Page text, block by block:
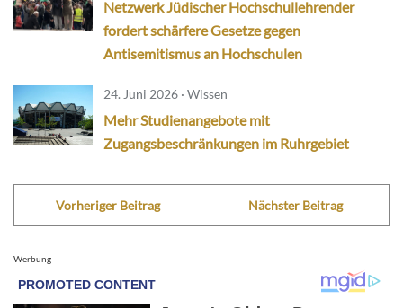
Netzwerk Jüdischer Hochschullehrender
fordert schärfere Gesetze gegen
Antisemitismus an Hochschulen
24. Juni 2026 · Wissen
Mehr Studienangebote mit
Zugangsbeschränkungen im Ruhrgebiet
Vorheriger Beitrag Nächster Beitrag
Werbung